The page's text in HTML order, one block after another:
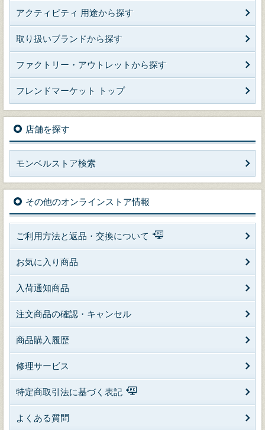
アクティビティ 用途から探す
取り扱いブランドから探す
ファクトリー・アウトレットから探す
フレンドマーケット トップ
店舗を探す
モンベルストア検索
その他のオンラインストア情報
ご利用方法と返品・交換について
お気に入り商品
入荷通知商品
注文商品の確認・キャンセル
商品購入履歴
修理サービス
特定商取引法に基づく表記
よくある質問